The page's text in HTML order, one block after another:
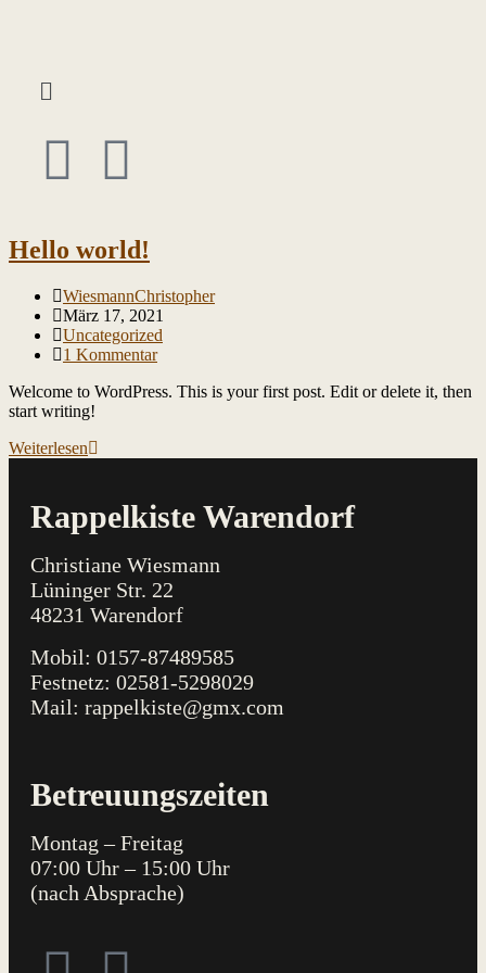
Hello world!
WiesmannChristopher
März 17, 2021
Uncategorized
1 Kommentar
Welcome to WordPress. This is your first post. Edit or delete it, then
start writing!
Weiterlesen
Rappelkiste Warendorf
Christiane Wiesmann
Lüninger Str. 22
48231 Warendorf
Mobil: 0157-87489585
Festnetz: 02581-5298029
Mail: rappelkiste@gmx.com
Betreuungszeiten
Montag – Freitag
07:00 Uhr – 15:00 Uhr
(nach Absprache)